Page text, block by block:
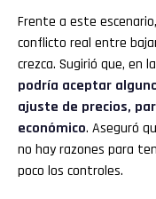
Frente a este
conflicto real entre
crezca. Sugirió que, en
podría aceptar
ajuste de precios,
económico. Aseguró
no hay razones para
poco los controles.